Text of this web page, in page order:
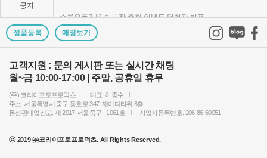
공지
제1회 티티아티산 사진공모전 결과발표
2024 레오포토 부산 세미나 경품추첨 당첨자 발표
토키나 주관 국제 필터 사진 공모전 2023 안내
정품등록 매장보기
고객지원 : 문의 게시판 또는 실시간 채팅
월~금 10:00-17:00 | 주말, 공휴일 휴무
(주) 코리아포토프로덕츠
대표. 하종수
주소. 서울특별시 중구 동호로 347, 제이디타워 6층
통신판매업신고. 제 2017-서울중구 - 1061호
사업자등록번호. 206-86-60051
ⓒ 2019 ㈜코리아포토프로덕츠. All Rights Reserved.